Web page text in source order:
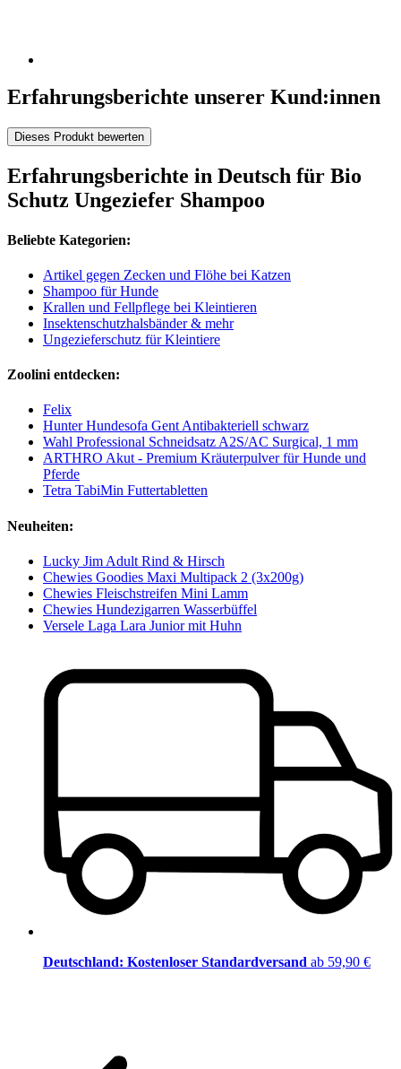
Erfahrungsberichte unserer Kund:innen
Dieses Produkt bewerten
Erfahrungsberichte in Deutsch für Bio
Schutz Ungeziefer Shampoo
Beliebte Kategorien:
Artikel gegen Zecken und Flöhe bei Katzen
Shampoo für Hunde
Krallen und Fellpflege bei Kleintieren
Insektenschutzhalsbänder & mehr
Ungezieferschutz für Kleintiere
Zoolini entdecken:
Felix
Hunter Hundesofa Gent Antibakteriell schwarz
Wahl Professional Schneidsatz A2S/AC Surgical, 1 mm
ARTHRO Akut - Premium Kräuterpulver für Hunde und
Pferde
Tetra TabiMin Futtertabletten
Neuheiten:
Lucky Jim Adult Rind & Hirsch
Chewies Goodies Maxi Multipack 2 (3x200g)
Chewies Fleischstreifen Mini Lamm
Chewies Hundezigarren Wasserbüffel
Versele Laga Lara Junior mit Huhn
Deutschland: Kostenloser Standardversand ab 59,90 €